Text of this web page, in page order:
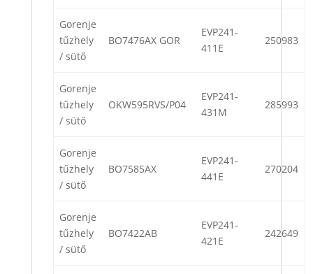
Gorenje
tűzhely
/ sütő
BO7476AX GOR
EVP241-
411E
250983
Gorenje
tűzhely
/ sütő
OKW595RVS/P04
EVP241-
431M
285993
Gorenje
tűzhely
/ sütő
BO7585AX
EVP241-
441E
270204
Gorenje
tűzhely
/ sütő
BO7422AB
EVP241-
421E
242649